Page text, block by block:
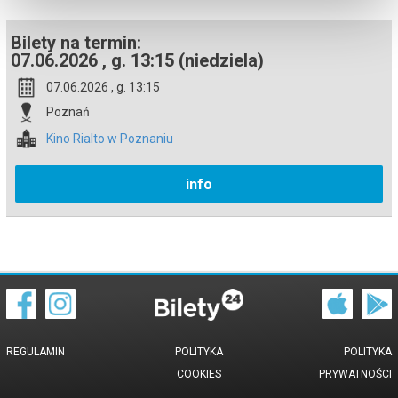
Bilety na termin:
07.06.2026 , g. 13:15 (niedziela)
07.06.2026 , g. 13:15
Poznań
Kino Rialto w Poznaniu
info
REGULAMIN
POLITYKA
PRYWATNOŚCI
POLITYKA
COOKIES